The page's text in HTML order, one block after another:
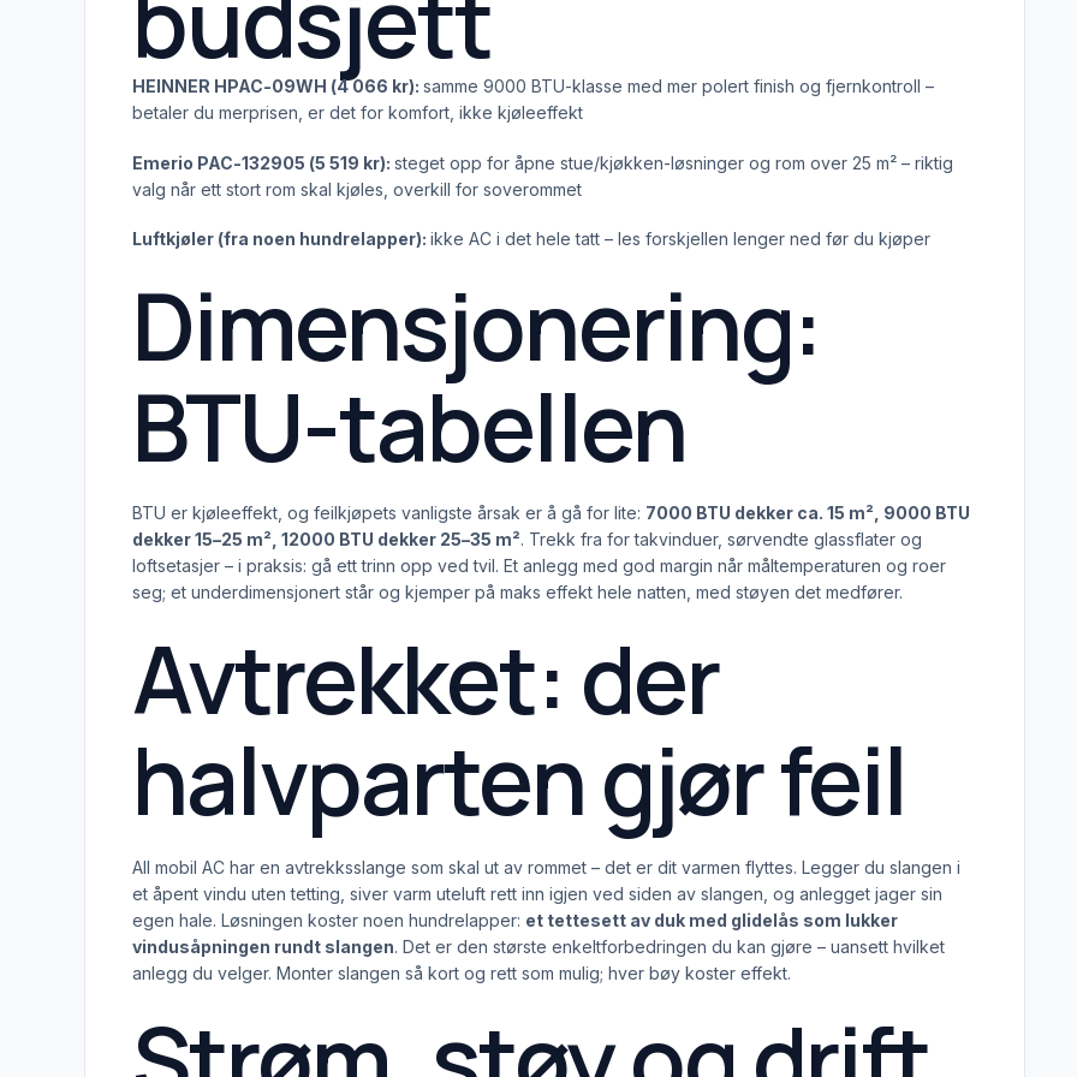
HEINNER HPAC-09WH (4 066 kr): samme 9000 BTU-klasse med mer polert finish og fjernkontroll –
betaler du merprisen, er det for komfort, ikke kjøleeffekt
Emerio PAC-132905 (5 519 kr): steget opp for åpne stue/kjøkken-løsninger og rom over 25 m² – riktig
valg når ett stort rom skal kjøles, overkill for soverommet
Luftkjøler (fra noen hundrelapper): ikke AC i det hele tatt – les forskjellen lenger ned før du kjøper
Dimensjonering:
BTU-tabellen
BTU er kjøleeffekt, og feilkjøpets vanligste årsak er å gå for lite: 7000 BTU dekker ca. 15 m², 9000 BTU
dekker 15–25 m², 12000 BTU dekker 25–35 m². Trekk fra for takvinduer, sørvendte glassflater og
loftsetasjer – i praksis: gå ett trinn opp ved tvil. Et anlegg med god margin når måltemperaturen og roer
seg; et underdimensjonert står og kjemper på maks effekt hele natten, med støyen det medfører.
Avtrekket: der
halvparten gjør feil
All mobil AC har en avtrekksslange som skal ut av rommet – det er dit varmen flyttes. Legger du slangen i
et åpent vindu uten tetting, siver varm uteluft rett inn igjen ved siden av slangen, og anlegget jager sin
egen hale. Løsningen koster noen hundrelapper: et tettesett av duk med glidelås som lukker
vindusåpningen rundt slangen. Det er den største enkeltforbedringen du kan gjøre – uansett hvilket
anlegg du velger. Monter slangen så kort og rett som mulig; hver bøy koster effekt.